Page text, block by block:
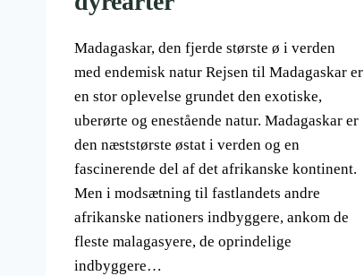
Madagaskar, den fjerde største ø i verden
med endemisk natur Rejsen til Madagaskar er
en stor oplevelse grundet den exotiske,
uberørte og enestående natur. Madagaskar er
den næststørste østat i verden og en
fascinerende del af det afrikanske kontinent.
Men i modsætning til fastlandets andre
afrikanske nationers indbyggere, ankom de
fleste malagasyere, de oprindelige
indbyggere…